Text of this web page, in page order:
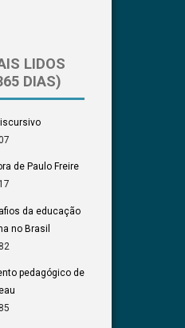
LIDOS
DIAS)
de Paulo Freire
da educação
no Brasil
pedagógico de